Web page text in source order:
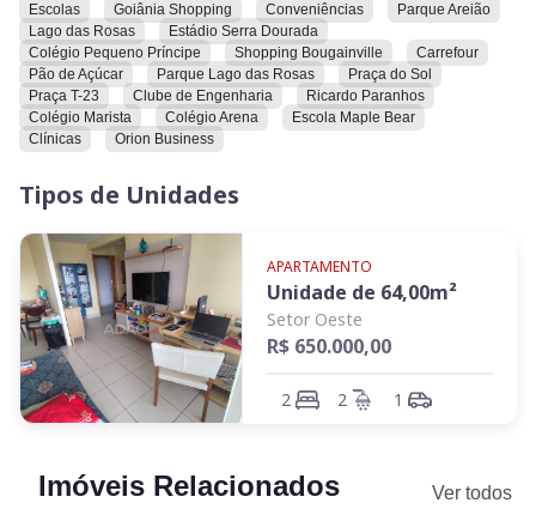
Lago das Rosas, a Praça do Sol, a Praça T-23, a Ricardo
Paranhos e o Shopping Bougainville.
Convidamos você a conhecer este imóvel.
Escolas Goiânia Shopping Conveniências
Parque Areião
Lago das Rosas
Estádio Serra Dourada
Colégio Pequeno Príncipe
Shopping Bougainville
Carrefour
Pão de Açúcar
Parque Lago das Rosas
Praça do Sol
Praça T-23
Clube de Engenharia
Ricardo Paranhos
Colégio Marista
Colégio Arena
Escola Maple Bear
Clínicas
Orion Business
Tipos de Unidades
APARTAMENTO
Unidade de 64,00m²
Setor Oeste
R$ 650.000,00
2 2 1
Imóveis Relacionados Ver todos